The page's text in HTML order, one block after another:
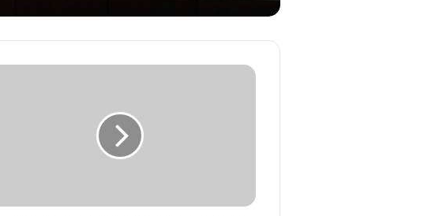
তোলাবাজি কাণ্ডে সব্যসাচী দত্তের বিরুদ্ধে চার্জশিট!